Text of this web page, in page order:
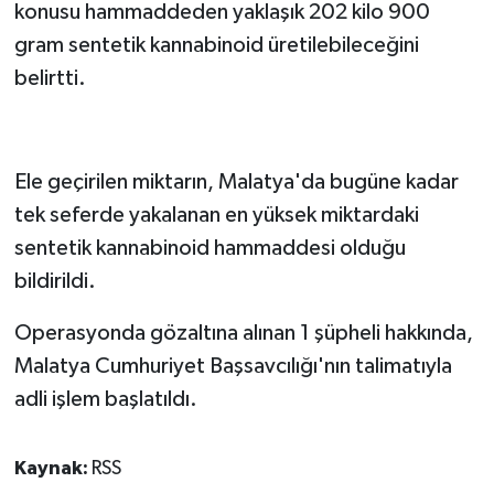
konusu hammaddeden yaklaşık 202 kilo 900
gram sentetik kannabinoid üretilebileceğini
belirtti.
Ele geçirilen miktarın, Malatya'da bugüne kadar
tek seferde yakalanan en yüksek miktardaki
sentetik kannabinoid hammaddesi olduğu
bildirildi.
Operasyonda gözaltına alınan 1 şüpheli hakkında,
Malatya Cumhuriyet Başsavcılığı'nın talimatıyla
adli işlem başlatıldı.
Kaynak: RSS